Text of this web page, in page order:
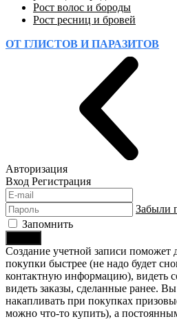
Рост волос и бороды
Рост ресниц и бровей
ОТ ГЛИСТОВ И ПАРАЗИТОВ
Авторизация
Вход Регистрация
Забыли
Запомнить
Создание учетной записи поможет
покупки быстрее (не надо будет
контактную информацию), видеть
видеть заказы, сделанные ранее.
накапливать при покупках
можно что-то купить), а